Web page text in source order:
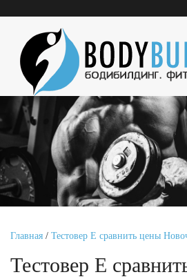
Главная / Тестовер Е сравнить цены
Тестовер Е